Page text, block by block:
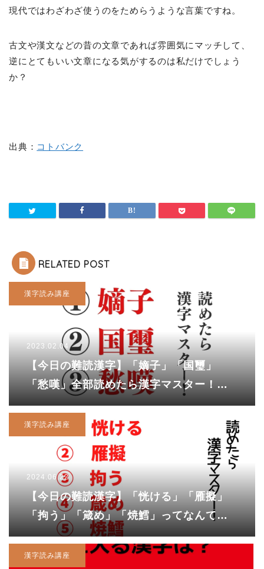
現代ではわざわざ使うのをためらうような言葉ですね。
古文や漢文などの昔の文章であれば雰囲気にマッチして、
逆にとてもいい文章になる気がするのは私だけでしょう
か？
出典： コトバンク
RELATED POST
漢字読み講座
2023.02.04
【今日の難読漢字】「嫡子」「国璽」
「愁嘆」全部読めたら漢字マスター！
「国璽」を「こくぼ」と読んだあなた
は…
漢字読み講座
2024.06.22
【今日の難読漢字】「恍ける」「雁擬」
「拘う」「箴め」「焼鱈」ってなんて読
む？
漢字読み講座